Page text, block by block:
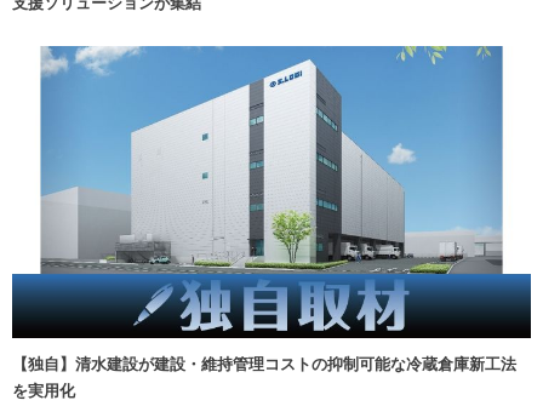
【独自】清水建設が建設・維持管理コストの抑制可能な冷蔵倉庫新工法
を実用化